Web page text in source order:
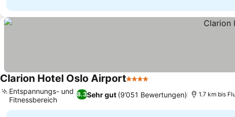
Clarion Hotel Oslo Airport4 Sterne
8.3Sehr gut (9’051 Bewertungen)
Entspannungs- und
Fitnessbereich
1.7 km bis